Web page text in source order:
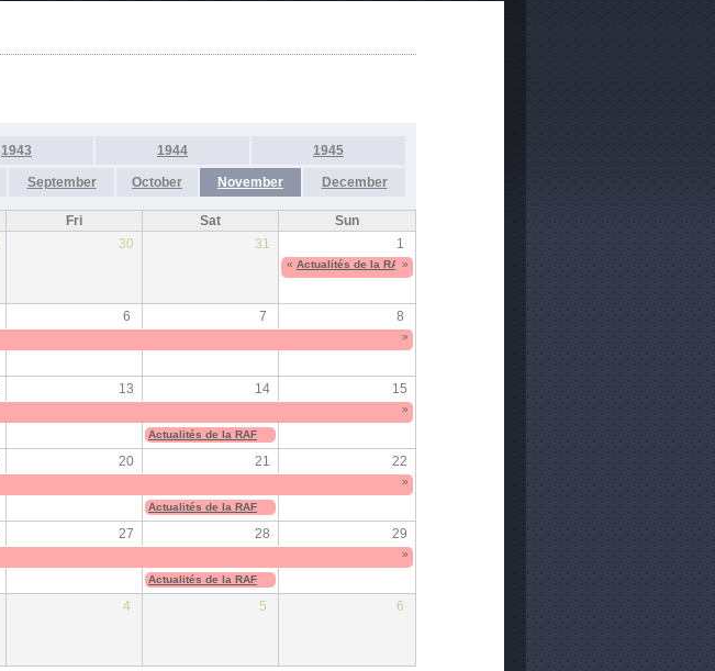
1943 1944 1945
September October November December
Fri Sat
Sun
30 31 1
« Actualités de la RAF»
6 7 8
»
13 14 15
»
Actualités de la RAF
20 21 22
»
Actualités de la RAF
27 28 29
»
Actualités de la RAF
4 5 6